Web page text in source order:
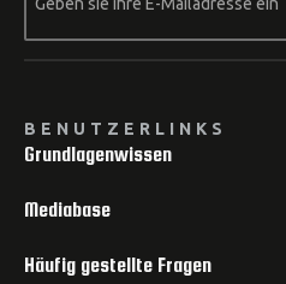
BENUTZERLINKS
Grundlagenwissen
Mediabase
Häufig gestellte Fragen